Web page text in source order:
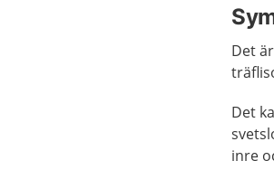
Det
Det
inre